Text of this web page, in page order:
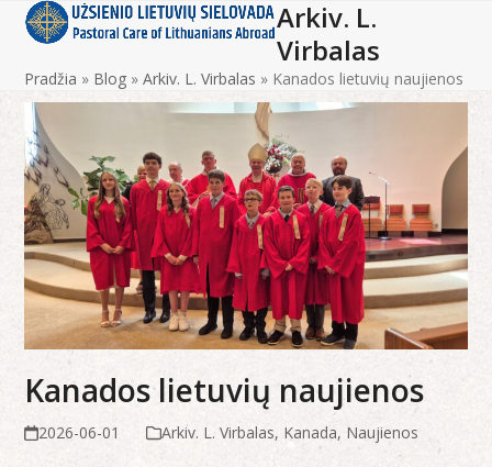
SkipOpen
mobile
menu
Close
mobile
menu
Arkiv. L.
Virbalas
Pradžia » Blog »Arkiv. L. Virbalas » Kanados lietuvių naujienos
Kanados lietuvių naujienos
2026-06-01 Arkiv. L. Virbalas, Kanada, Naujienos